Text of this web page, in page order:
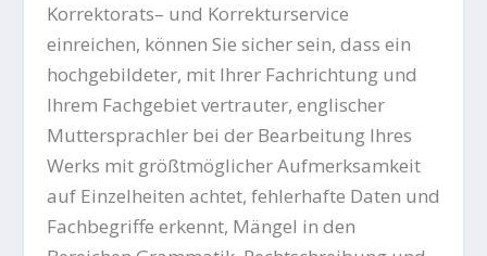
Korrektorats– und Korrekturservice
einreichen, können Sie sicher sein, dass ein
hochgebildeter, mit Ihrer Fachrichtung und
Ihrem Fachgebiet vertrauter, englischer
Muttersprachler bei der Bearbeitung Ihres
Werks mit größtmöglicher Aufmerksamkeit
auf Einzelheiten achtet, fehlerhafte Daten und
Fachbegriffe erkennt, Mängel in den